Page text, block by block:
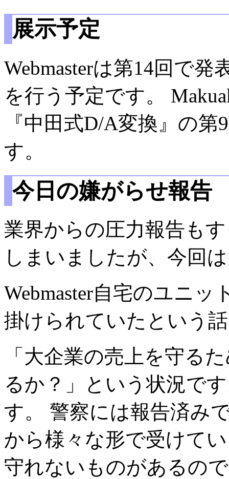
展示予定
Webmasterは第14回で
を行う予定です。
『中田式D/A変換』の
す。
今日の嫌がらせ報告
業界からの圧力報告も
しまいましたが、今回
Webmaster自宅のユニ
掛けられていたという
「大企業の売上を守る
るか？」という状況で
す。 警察には報告済み
から様々な形で受けて
守れないものがあるの